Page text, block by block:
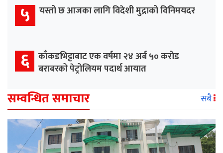
५ यस्तो छ आजका लागि विदेशी मुद्राको विनिमयदर
६ काँकडभिट्टाबाट एक वर्षमा २४ अर्ब ५० करोड
बराबरको पेट्रोलियम पदार्थ आयात
सम्वन्धित समाचार सबै